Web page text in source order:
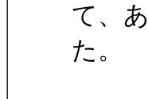
て、
た。